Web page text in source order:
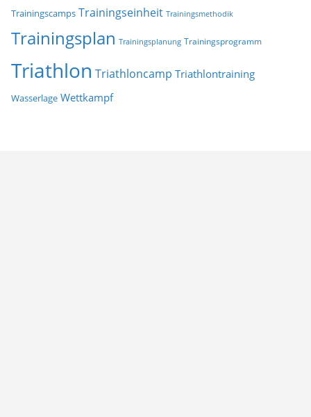
Trainingscamps Trainingseinheit Trainingsmethodik
Trainingsplan Trainingsplanung Trainingsprogramm
Triathlon Triathloncamp Triathlontraining
Wasserlage Wettkampf